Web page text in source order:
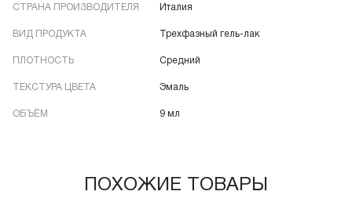
СТРАНА ПРОИЗВОДИТЕЛЯ Италия
ВИД ПРОДУКТА Трехфазный гель-лак
ПЛОТНОСТЬ Средний
ТЕКСТУРА ЦВЕТА Эмаль
ОБЪЁМ 9 мл
ПОХОЖИЕ ТОВАРЫ